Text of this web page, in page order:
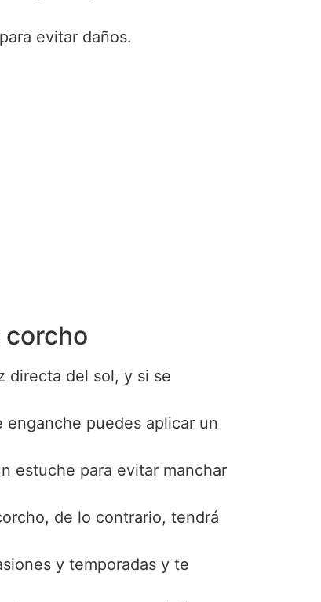
evitar daños.
directa del sol, y si se
enganche puedes aplicar un
estuche para evitar manchar
de lo contrario, tendrá
y temporadas y te